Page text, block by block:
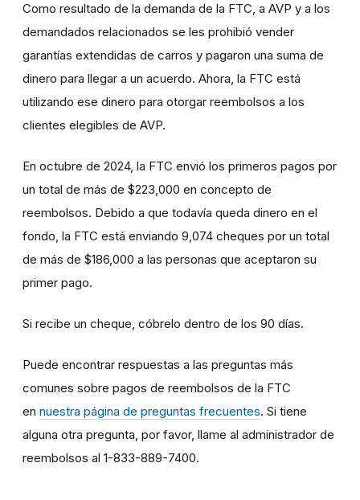
Como resultado de la demanda de la FTC, a AVP y a los
demandados relacionados se les prohibió vender
garantías extendidas de carros y pagaron una suma de
dinero para llegar a un acuerdo. Ahora, la FTC está
utilizando ese dinero para otorgar reembolsos a los
clientes elegibles de AVP.
En octubre de 2024, la FTC envió los primeros pagos por
un total de más de $223,000 en concepto de
reembolsos. Debido a que todavía queda dinero en el
fondo, la FTC está enviando 9,074 cheques por un total
de más de $186,000 a las personas que aceptaron su
primer pago.
Si recibe un cheque, cóbrelo dentro de los 90 días.
Puede encontrar respuestas a las preguntas más
comunes sobre pagos de reembolsos de la FTC
en nuestra página de preguntas frecuentes. Si tiene
alguna otra pregunta, por favor, llame al administrador de
reembolsos al 1-833-889-7400.